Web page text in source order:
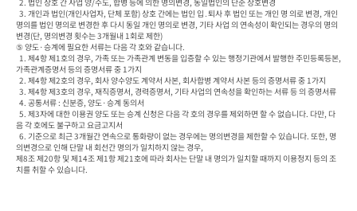
명의를 법인 명의로 변경한 후 다시 동일 개인 명의로 변경, 기타 사업 의 연속성이 확인되는 경우의 명의
변경(단, 명의변경 횟수는 3개월내 1회로 제한)
⑤ 양도·승계에 필요한 서류는 다음 각 호와 같습니다.
가족관계증명서 등의 증명서류 중 1가지
음 각 호에도 불구하고 요금고지서
의변경으로 인해 단말 내 회선간 명의가 일치하지 않는 경우,
제8조 제20항 및 제14조 제1항 제21호에 따라 회사는 단말 내 명의가 일치할 때까지 이용정지 등의 조
치를 취할 수 있습니다.